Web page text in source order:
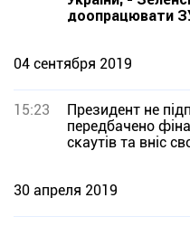
доопрацювати
04 сентября 2019
15:23
Президент не
передбачено
скаутів та вніс
30 апреля 2019